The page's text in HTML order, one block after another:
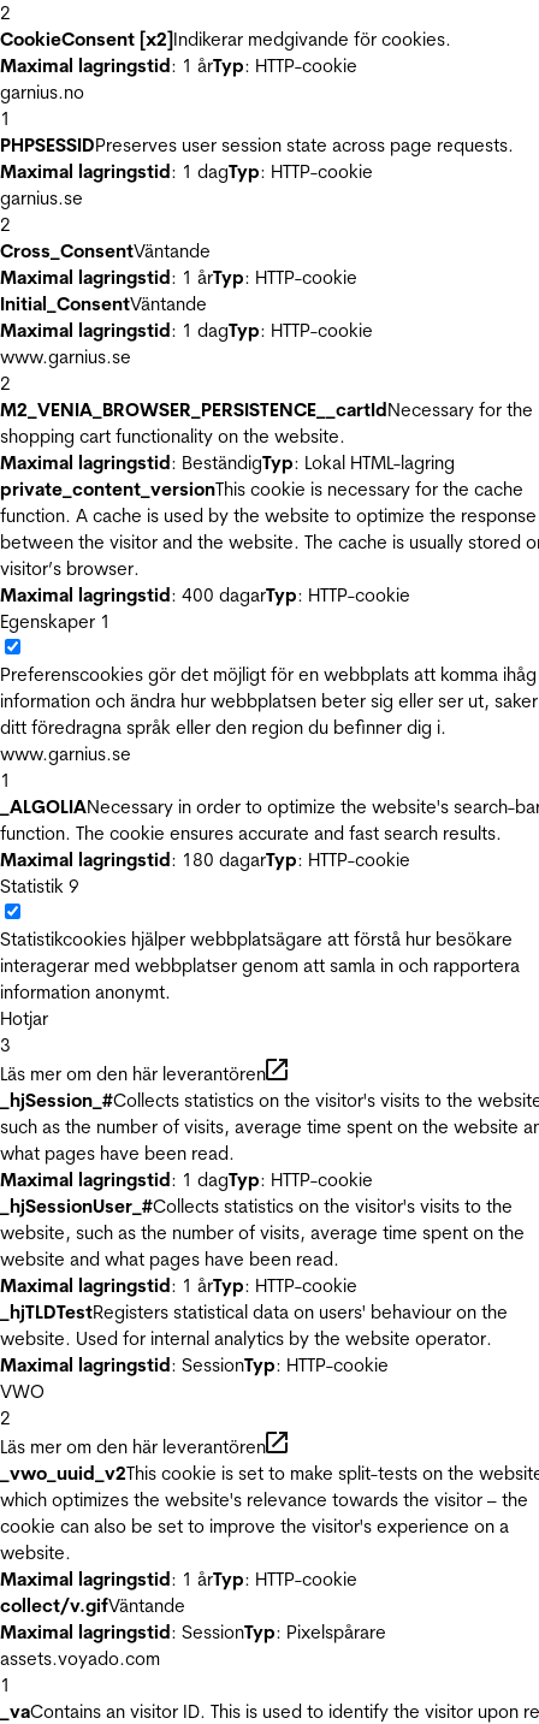
2
CookieConsent [x2]Indikerar medgivande för cookies.
Maximal lagringstid: 1 årTyp: HTTP-cookie
garnius.no
1
PHPSESSIDPreserves user session state across page requests.
Maximal lagringstid: 1 dagTyp: HTTP-cookie
garnius.se
2
Cross_ConsentVäntande
Maximal lagringstid: 1 årTyp: HTTP-cookie
Initial_ConsentVäntande
Maximal lagringstid: 1 dagTyp: HTTP-cookie
www.garnius.se
2
M2_VENIA_BROWSER_PERSISTENCE__cartIdNecessary for the
shopping cart functionality on the website.
Maximal lagringstid: BeständigTyp: Lokal HTML-lagring
private_content_versionThis cookie is necessary for the cache
function. A cache is used by the website to optimize the
between the visitor and the website. The cache is usually stored
visitor’s browser.
Maximal lagringstid: 400 dagarTyp: HTTP-cookie
Egenskaper 1
Preferenscookies gör det möjligt för en webbplats att komma ihåg
information och ändra hur webbplatsen beter sig eller ser ut,
ditt föredragna språk eller den region du befinner dig i.
www.garnius.se
1
_ALGOLIANecessary in order to optimize the website's search-
function. The cookie ensures accurate and fast search results.
Maximal lagringstid: 180 dagarTyp: HTTP-cookie
Statistik 9
Statistikcookies hjälper webbplatsägare att förstå hur besökare
interagerar med webbplatser genom att samla in och rapportera
information anonymt.
Hotjar
3
Läs mer om den här leverantören
_hjSession_#Collects statistics on the visitor's visits to the
such as the number of visits, average time spent on the website
what pages have been read.
Maximal lagringstid: 1 dagTyp: HTTP-cookie
_hjSessionUser_#Collects statistics on the visitor's visits to the
website, such as the number of visits, average time spent on the
website and what pages have been read.
Maximal lagringstid: 1 årTyp: HTTP-cookie
_hjTLDTestRegisters statistical data on users' behaviour on the
website. Used for internal analytics by the website operator.
Maximal lagringstid: SessionTyp: HTTP-cookie
VWO
2
Läs mer om den här leverantören
_vwo_uuid_v2This cookie is set to make split-tests on the
which optimizes the website's relevance towards the visitor – the
cookie can also be set to improve the visitor's experience on a
website.
Maximal lagringstid: 1 årTyp: HTTP-cookie
collect/v.gifVäntande
Maximal lagringstid: SessionTyp: Pixelspårare
assets.voyado.com
1
_vaContains an visitor ID. This is used to identify the visitor upon